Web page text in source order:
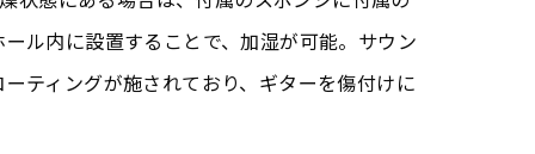
ル内に設置することで、加湿が可能。サウン
ティングが施されており、ギターを傷付けに